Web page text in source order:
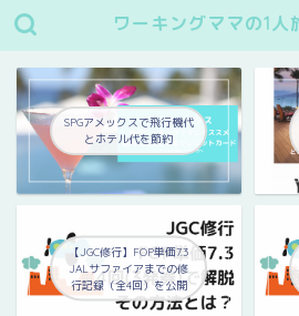
ワーキングママの1人
SPGアメックスで飛行機代
とホテル代を節約
【JGC修行】FOP単価7.3
JALサファイアまでの修
行記録（全4回）を公開